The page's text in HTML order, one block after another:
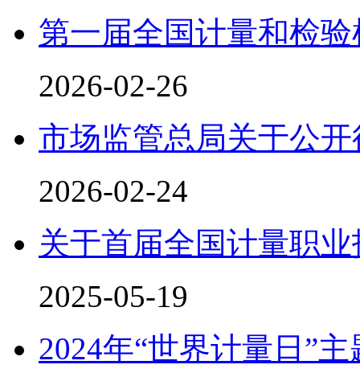
第一届全国计量和检
2026-02-26
市场监管总局关于公
2026-02-24
关于首届全国计量职
2025-05-19
2024年“世界计量日”